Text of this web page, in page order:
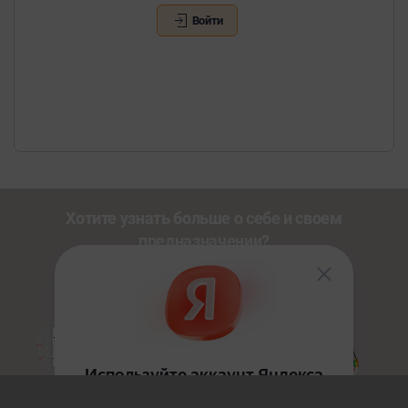
Войти
Познакомьтесь с другими нашими сервисами со
по промокоду